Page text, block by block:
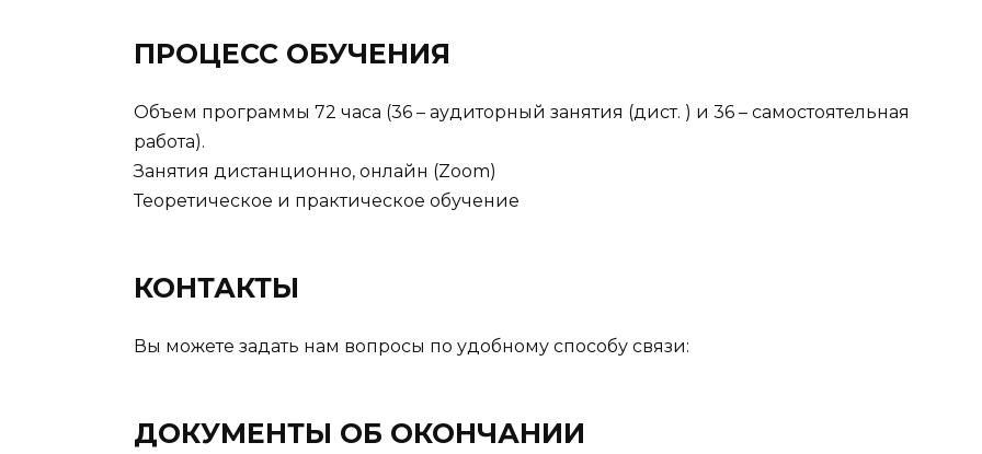
ПРОЦЕСС ОБУЧЕНИЯ
Объем программы 72 часа (36 – аудиторный занятия (дист. ) и 36 – самостоятельная
работа).
Занятия дистанционно, онлайн (Zoom)
Теоретическое и практическое обучение
КОНТАКТЫ
Вы можете задать нам вопросы по удобному способу связи:
ДОКУМЕНТЫ ОБ ОКОНЧАНИИ